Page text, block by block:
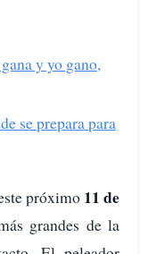
y yo gano,
se prepara para
próximo 11 de
grandes de la